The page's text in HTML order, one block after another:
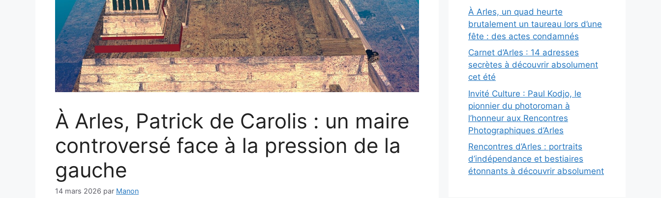
À Arles, Patrick de Carolis : un maire
controversé face à la pression de la
gauche
14 mars 2026 par Manon
À Arles, un quad heurte
brutalement un taureau lors d’une
fête : des actes condamnés
Carnet d’Arles : 14 adresses
secrètes à découvrir absolument
cet été
Invité Culture : Paul Kodjo, le
pionnier du photoroman à
l’honneur aux Rencontres
Photographiques d’Arles
Rencontres d’Arles : portraits
d’indépendance et bestiaires
étonnants à découvrir absolument